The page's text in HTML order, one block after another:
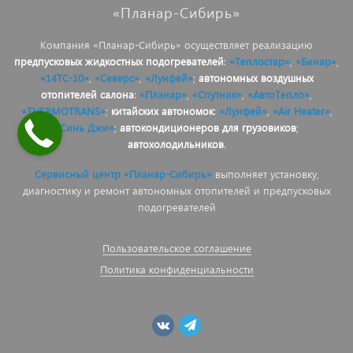
«Планар-Сибирь»
Компания «Планар-Сибирь» осуществляет реализацию
предпусковых жидкостных подогревателей: «Теплостар» «Бинар»
«14ТС-10», «Северс», «Лунфей»; автономных воздушных
отопителей салона: «Планар» «Спутник» «АвтоТепло»
«THERMOTRANS»; китайских автономок: «Лунфей», «Air Heater»,
«Синь Джи»; автокондиционеров для грузовиков;
автохолодильников.
Сервисный центр «Планар-Сибирь»выполняет установку,
диагностику и ремонт автономных отопителей и предпусковых
подогревателей
Пользовательское соглашение
Политика конфиденциальности